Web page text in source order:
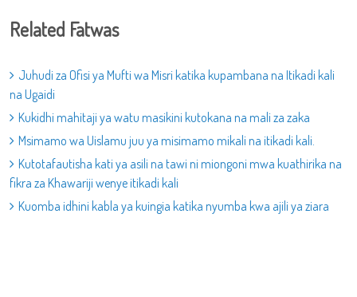
Related Fatwas
Juhudi za Ofisi ya Mufti wa Misri katika kupambana na Itikadi kali
na Ugaidi
Kukidhi mahitaji ya watu masikini kutokana na mali za zaka
Msimamo wa Uislamu juu ya misimamo mikali na itikadi kali.
Kutotafautisha kati ya asili na tawi ni miongoni mwa kuathirika na
fikra za Khawariji wenye itikadi kali
Kuomba idhini kabla ya kuingia katika nyumba kwa ajili ya ziara